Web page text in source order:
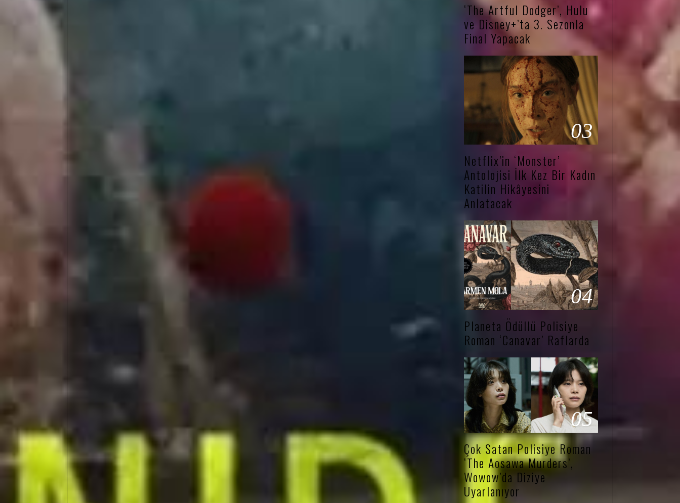
‘The Artful Dodger’, Hulu
ve Disney+’ta 3. Sezonla
Final Yapacak
03
Netflix’in ‘Monster’
Antolojisi İlk Kez Bir Kadın
Katilin Hikâyesini
Anlatacak
04
Planeta Ödüllü Polisiye
Roman ‘Canavar’ Raflarda
05
Çok Satan Polisiye Roman
‘The Aosawa Murders’,
Wowow’da Diziye
Uyarlanıyor